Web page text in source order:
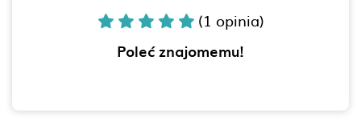
(1 opinia)
Poleć znajomemu!